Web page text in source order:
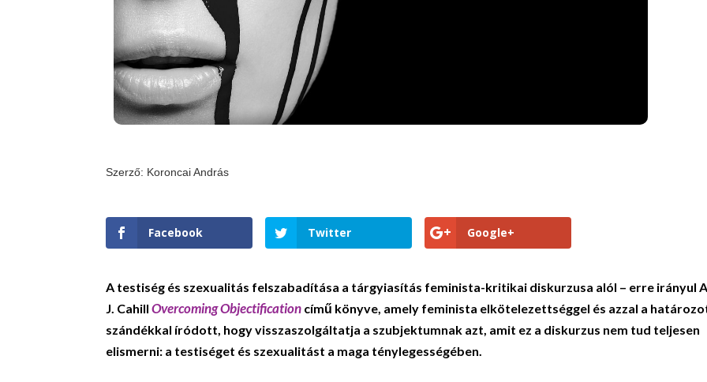
Szerző: Koroncai András
Facebook Twitter Google+
A testiség és szexualitás felszabadítása a tárgyiasítás feminista-kritikai diskurzusa alól – erre irányul
J. CahillOvercoming Objectification című könyve, amely feminista elkötelezettséggel és azzal a
szándékkal íródott, hogy visszaszolgáltatja a szubjektumnak azt, amit ez a diskurzus nem tud teljesen
elismerni: a testiséget és szexualitást a maga ténylegességében.